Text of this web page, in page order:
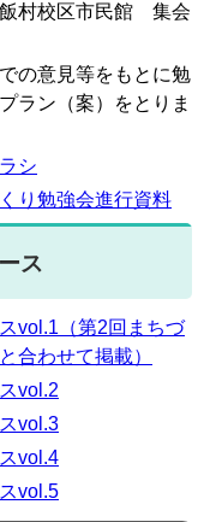
校区市民館 集会
意見等をもとに勉
ラン（案）をとりま
シ
り勉強会進行資料
ス
vol.1（第2回まちづ
合わせて掲載）
vol.2
vol.3
vol.4
vol.5